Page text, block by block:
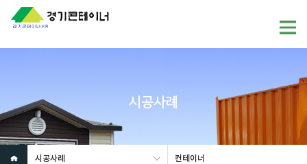
시공사례
시공사례 컨테이너